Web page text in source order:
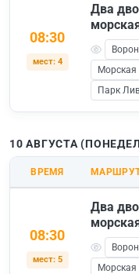
08:30
мест: 4
Два
Морская
Парк
10 АВГУСТА
ВРЕМЯ
08:30
мест: 5
Два
Морская